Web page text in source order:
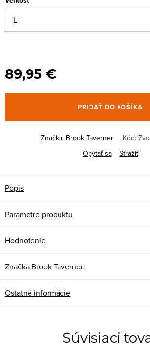
89,95 €
PRIDAŤ DO KOŠÍKA
Značka: Brook Taverner Kód:
Opýtať sa
Strážiť
Popis
Parametre produktu
Hodnotenie
Značka Brook Taverner
Ostatné informácie
Súvisiaci